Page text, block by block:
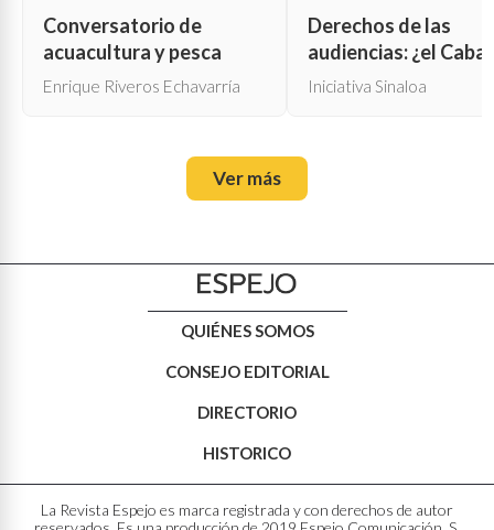
Conversatorio de
acuacultura y pesca
Enrique Riveros Echavarría
Derechos de las
audiencias: ¿el
de Troya para la
Iniciativa Sinaloa
Ver más
QUIÉNES SOMOS
CONSEJO EDITORIAL
DIRECTORIO
HISTORICO
La Revista Espejo es marca registrada y con derechos de autor